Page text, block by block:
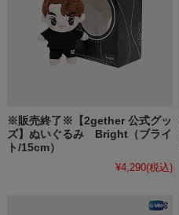
※販売終了※【2gether 公式グッ
ズ】ぬいぐるみ Bright（ブライ
ト/15cm）
¥4,290(税込)